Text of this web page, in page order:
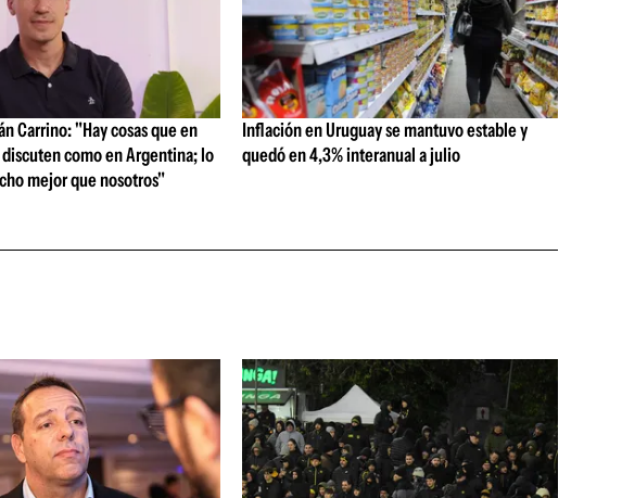
Carrino: "Hay cosas que en
discuten como en Argentina; lo
mejor que nosotros"
Inflación en Uruguay se mantuvo estable y
quedó en 4,3% interanual a julio